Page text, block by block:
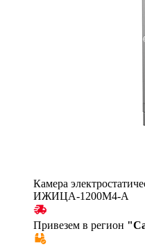
Камера
ИЖИЦА-1200М4-А
Привезем в регион "